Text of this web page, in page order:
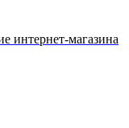
интернет-магазина